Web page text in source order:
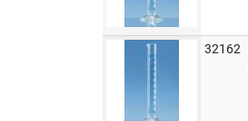
32162